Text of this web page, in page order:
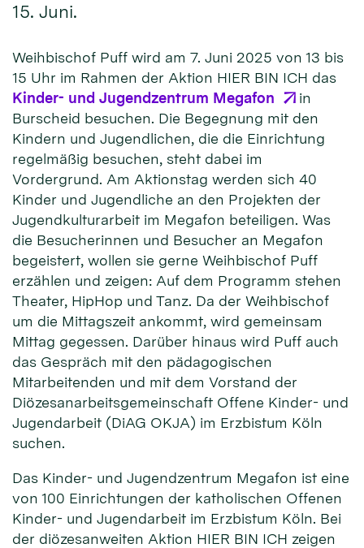
15. Juni.
Weihbischof Puff wird am 7. Juni 2025 von 13 bis
15 Uhr im Rahmen der Aktion HIER BIN ICH das
Kinder- und Jugendzentrum Megafon
in
Burscheid besuchen. Die Begegnung mit den
Kindern und Jugendlichen, die die Einrichtung
regelmäßig besuchen, steht dabei im
Vordergrund. Am Aktionstag werden sich 40
Kinder und Jugendliche an den Projekten der
Jugendkulturarbeit im Megafon beteiligen. Was
die Besucherinnen und Besucher an Megafon
begeistert, wollen sie gerne Weihbischof Puff
erzählen und zeigen: Auf dem Programm stehen
Theater, HipHop und Tanz. Da der Weihbischof
um die Mittagszeit ankommt, wird gemeinsam
Mittag gegessen. Darüber hinaus wird Puff auch
das Gespräch mit den pädagogischen
Mitarbeitenden und mit dem Vorstand der
Diözesanarbeitsgemeinschaft Offene Kinder- und
Jugendarbeit (DiAG OKJA) im Erzbistum Köln
suchen.
Das Kinder- und Jugendzentrum Megafon ist eine
von 100 Einrichtungen der katholischen Offenen
Kinder- und Jugendarbeit im Erzbistum Köln. Bei
der diözesanweiten Aktion HIER BIN ICH zeigen